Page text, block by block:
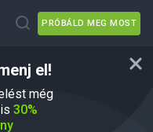
PRÓBÁLD MEG MOST
el!
még
30%